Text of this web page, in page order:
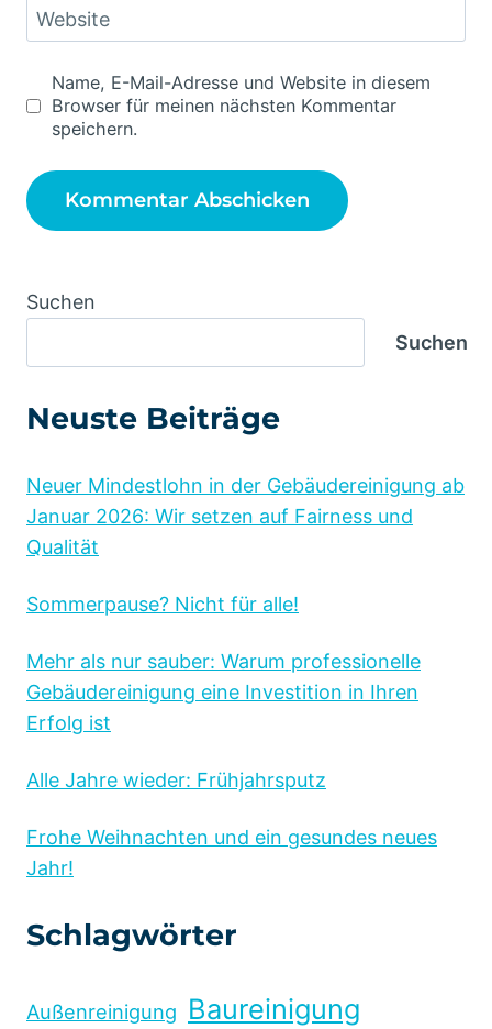
Website
Name, E-Mail-Adresse und Website in diesem
Browser für meinen nächsten Kommentar
speichern.
Suchen
Suchen
Neuste Beiträge
Neuer Mindestlohn in der Gebäudereinigung ab
Januar 2026: Wir setzen auf Fairness und
Qualität
Sommerpause? Nicht für alle!
Mehr als nur sauber: Warum professionelle
Gebäudereinigung eine Investition in Ihren
Erfolg ist
Alle Jahre wieder: Frühjahrsputz
Frohe Weihnachten und ein gesundes neues
Jahr!
Schlagwörter
Außenreinigung Baureinigung